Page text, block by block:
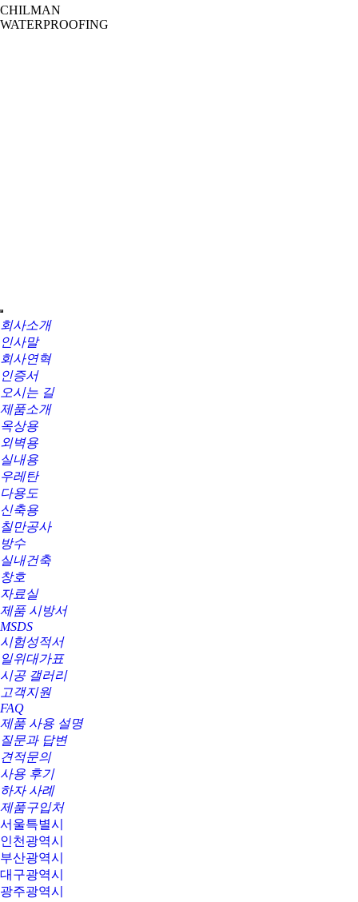
CHILMAN
WATERPROOFING
회사소개
인사말
회사연혁
인증서
오시는 길
제품소개
옥상용
외벽용
실내용
우레탄
다용도
신축용
칠만공사
방수
실내건축
창호
자료실
제품 시방서
MSDS
시험성적서
일위대가표
시공 갤러리
고객지원
FAQ
제품 사용 설명
질문과 답변
견적문의
사용 후기
하자 사례
제품구입처
서울특별시
인천광역시
부산광역시
대구광역시
광주광역시